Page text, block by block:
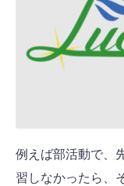
例えば部活動で、
習しなかったら、